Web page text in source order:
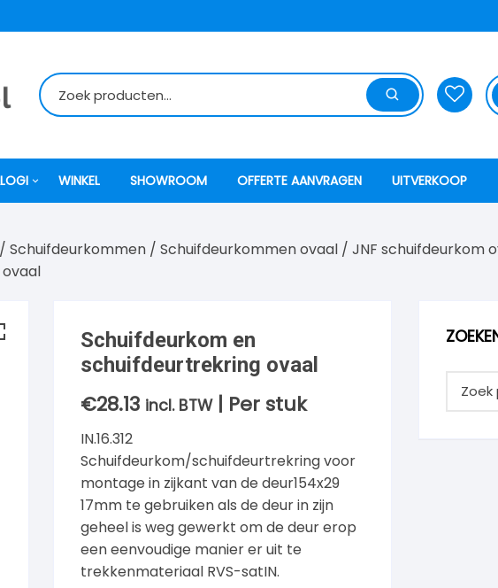
WINKEL SHOWROOM OFFERTE AANVRAGEN UITVERKOOP
Schuifdeurkommen / Schuifdeurkommen ovaal / JNF schuifdeurkom
Schuifdeurkom en
schuifdeurtrekring ovaal
€28.13 incl. BTW | Per stuk
IN.16.312
Schuifdeurkom/schuifdeurtrekring voor
montage in zijkant van de deur154x29
17mm te gebruiken als de deur in zijn
geheel is weg gewerkt om de deur erop
een eenvoudige manier er uit te
trekkenmateriaal RVS-satIN.